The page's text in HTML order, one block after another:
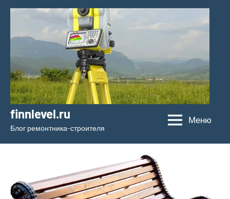
Перейти
содержимому
finnlevel.ru
Блог ремонтника-строителя
Меню